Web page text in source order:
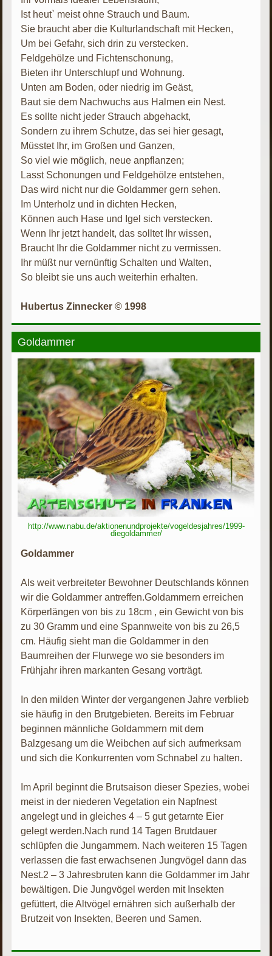
Ist heut` meist ohne Strauch und Baum.
Sie braucht aber die Kulturlandschaft mit Hecken,
Um bei Gefahr, sich drin zu verstecken.
Feldgehölze und Fichtenschonung,
Bieten ihr Unterschlupf und Wohnung.
Unten am Boden, oder niedrig im Geäst,
Baut sie dem Nachwuchs aus Halmen ein Nest.
Es sollte nicht jeder Strauch abgehackt,
Sondern zu ihrem Schutze, das sei hier gesagt,
Müsstet Ihr, im Großen und Ganzen,
So viel wie möglich, neue anpflanzen;
Lasst Schonungen und Feldgehölze entstehen,
Das wird nicht nur die Goldammer gern sehen.
Im Unterholz und in dichten Hecken,
Können auch Hase und Igel sich verstecken.
Wenn Ihr jetzt handelt, das solltet Ihr wissen,
Braucht Ihr die Goldammer nicht zu vermissen.
Ihr müßt nur vernünftig Schalten und Walten,
So bleibt sie uns auch weiterhin erhalten.
Hubertus Zinnecker © 1998
Goldammer
http://www.nabu.de/aktionenundprojekte/vogeldesjahres/1999-
diegoldammer/
Goldammer
Als weit verbreiteter Bewohner Deutschlands können
wir die Goldammer antreffen.Goldammern erreichen
Körperlängen von bis zu 18cm , ein Gewicht von bis
zu 30 Gramm und eine Spannweite von bis zu 26,5
cm. Häufig sieht man die Goldammer in den
Baumreihen der Flurwege wo sie besonders im
Frühjahr ihren markanten Gesang vorträgt.
In den milden Winter der vergangenen Jahre verblieb
sie häufig in den Brutgebieten. Bereits im Februar
beginnen männliche Goldammern mit dem
Balzgesang um die Weibchen auf sich aufmerksam
und sich die Konkurrenten vom Schnabel zu halten.
Im April beginnt die Brutsaison dieser Spezies, wobei
meist in der niederen Vegetation ein Napfnest
angelegt und in gleiches 4 – 5 gut getarnte Eier
gelegt werden.Nach rund 14 Tagen Brutdauer
schlüpfen die Jungammern. Nach weiteren 15 Tagen
verlassen die fast erwachsenen Jungvögel dann das
Nest.2 – 3 Jahresbruten kann die Goldammer im Jahr
bewältigen. Die Jungvögel werden mit Insekten
gefüttert, die Altvögel ernähren sich außerhalb der
Brutzeit von Insekten, Beeren und Samen.